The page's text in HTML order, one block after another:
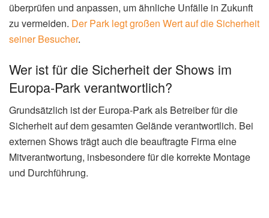
überprüfen und anpassen, um ähnliche Unfälle in Zukunft
zu vermeiden. Der Park legt großen Wert auf die Sicherheit
seiner Besucher.
Wer ist für die Sicherheit der Shows im
Europa-Park verantwortlich?
Grundsätzlich ist der Europa-Park als Betreiber für die
Sicherheit auf dem gesamten Gelände verantwortlich. Bei
externen Shows trägt auch die beauftragte Firma eine
Mitverantwortung, insbesondere für die korrekte Montage
und Durchführung.